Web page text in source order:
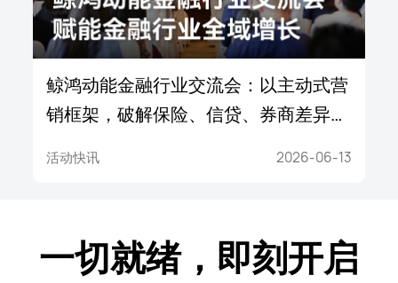
鲸鸿动能金融行业交流会：以主动式营
销框架，破解保险、信贷、券商差异化
活动快讯 2026-06-13
一切就绪，即刻开启